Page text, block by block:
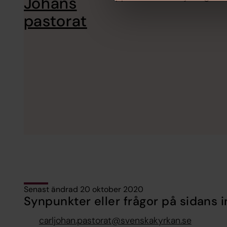
pastorat
Senast ändrad 20 oktober 2020
Synpunkter eller frågor på sidans
carljohan.pastorat@svenskakyrkan.se